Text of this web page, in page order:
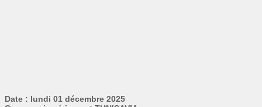
Date : lundi 01 décembre 2025